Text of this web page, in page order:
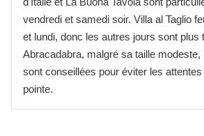
vendredi et samedi soir. Villa al Taglio
et lundi, donc les autres jours sont plus
Abracadabra, malgré sa taille
sont conseillées pour éviter les
pointe.